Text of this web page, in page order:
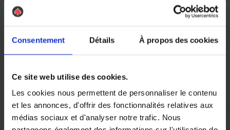
Consentement Détails À propos des cookies
Ce site web utilise des cookies.
Les cookies nous permettent de personnaliser le contenu
et les annonces, d'offrir des fonctionnalités relatives aux
médias sociaux et d'analyser notre trafic. Nous
Vous réglez votre intervention par carte bancaire ou par
mail.
Etape 5 :
Vous évaluez la prestation